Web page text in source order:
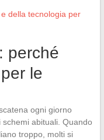
della tecnologia per
perché
le
ogni giorno
schemi abituali. Quando
troppo, molti si